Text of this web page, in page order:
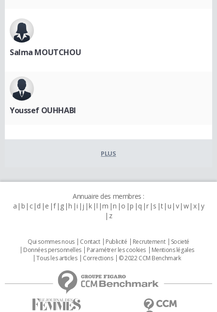
Salma MOUTCHOU
Youssef OUHHABI
PLUS
Annuaire des membres :
a b c d e f g h i j k l m n o p q r s t u v w x y
z
Qui sommes nous Contact Publicité Recrutement
Societé
Données personnelles
Paramétrer les cookies
Mentions légales
Tous les articles
Corrections © 2022 CCM Benchmark